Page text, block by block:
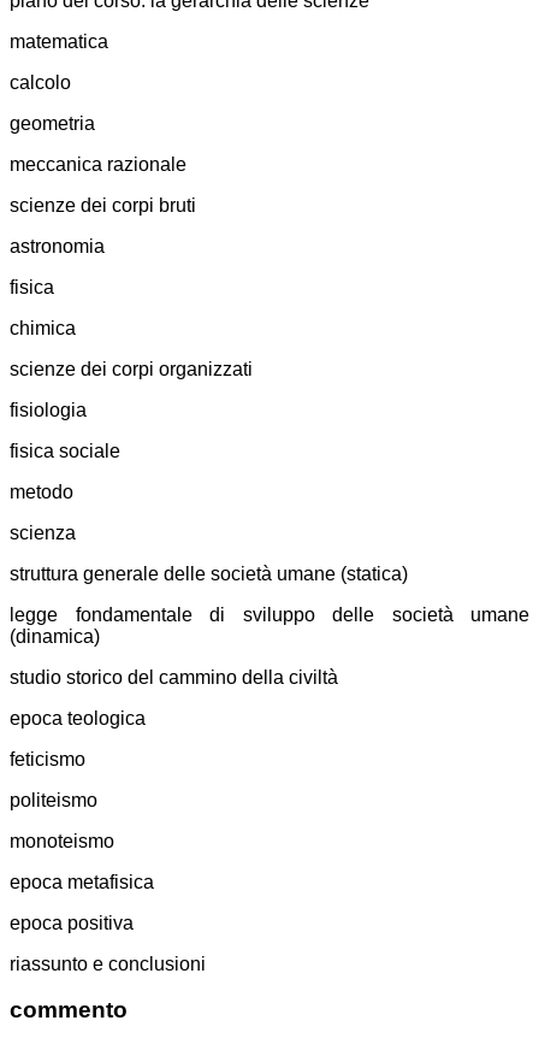
matematica
calcolo
geometria
meccanica razionale
scienze dei corpi bruti
astronomia
fisica
chimica
scienze dei corpi organizzati
fisiologia
fisica sociale
metodo
scienza
struttura generale delle società umane (statica)
legge fondamentale di sviluppo delle società umane
(dinamica)
studio storico del cammino della civiltà
epoca teologica
feticismo
politeismo
monoteismo
epoca metafisica
epoca positiva
riassunto e conclusioni
commento